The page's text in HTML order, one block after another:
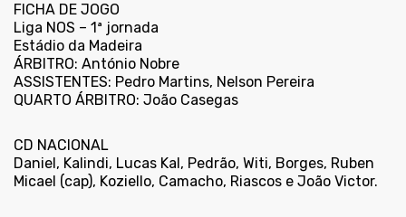
FICHA DE JOGO
Liga NOS – 1ª jornada
Estádio da Madeira
ÁRBITRO: António Nobre
ASSISTENTES: Pedro Martins, Nelson Pereira
QUARTO ÁRBITRO: João Casegas
CD NACIONAL
Daniel, Kalindi, Lucas Kal, Pedrão, Witi, Borges, Ruben
Micael (cap), Koziello, Camacho, Riascos e João Victor.